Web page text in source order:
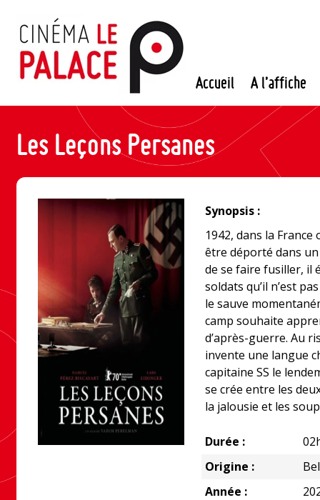
contenu
Accueil A l’affiche
Les Leçons Persanes
Synopsis :
1942, dans la
être déporté dans un
de se faire fusiller, il
soldats qu’il n’est
le sauve
camp souhaite
d’après-guerre. Au
invente une langue
capitaine SS le
se crée entre les
la jalousie et les
Durée :
Origine :
Année :